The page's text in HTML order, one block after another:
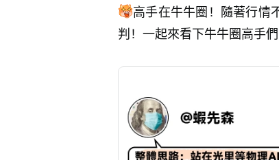
高手在牛牛圈！隨著行情
判！一起來看下牛牛圈高手